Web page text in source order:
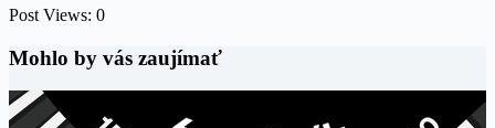
Post Views: 0
Mohlo by vás zaujímať